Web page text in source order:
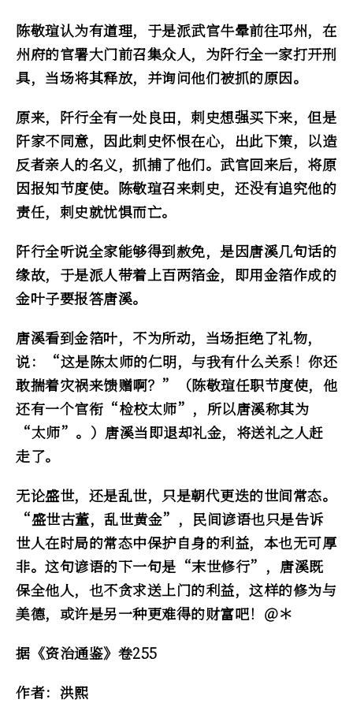
陈敬瑄认为有道理，于是派武官牛晕前往邛州，在
州府的官署大门前召集众人，为阡行全一家打开刑
具，当场将其释放，并询问他们被抓的原因。
原来，阡行全有一处良田，刺史想强买下来，但是
阡家不同意，因此刺史怀恨在心，出此下策，以造
反者亲人的名义，抓捕了他们。武官回来后，将原
因报知节度使。陈敬瑄召来刺史，还没有追究他的
责任，刺史就忧惧而亡。
阡行全听说全家能够得到赦免，是因唐溪几句话的
缘故，于是派人带着上百两箔金，即用金箔作成的
金叶子要报答唐溪。
唐溪看到金箔叶，不为所动，当场拒绝了礼物，
说：“这是陈太师的仁明，与我有什么关系！你还
敢揣着灾祸来馈赠啊？”（陈敬瑄任职节度使，他
还有一个官衔“检校太师”，所以唐溪称其为
“太师”。）唐溪当即退却礼金，将送礼之人赶
走了。
无论盛世，还是乱世，只是朝代更迭的世间常态。
“盛世古董，乱世黄金”，民间谚语也只是告诉
世人在时局的常态中保护自身的利益，本也无可厚
非。这句谚语的下一句是“末世修行”，唐溪既
保全他人，也不贪求送上门的利益，这样的修为与
美德，或许是另一种更难得的财富吧！＠＊
据《资治通鉴》卷255
作者：洪熙